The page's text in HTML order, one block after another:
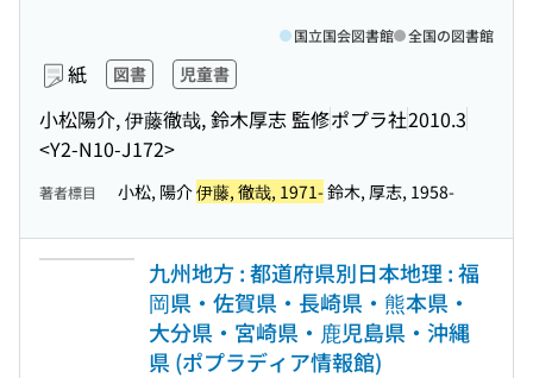
紙 図書 児童書
小松陽介, 伊藤徹哉, 鈴木厚志 監修ポプラ社2010.3
<Y2-N10-J172>
国立国会図書館 全国の図書館
著者標目 小松, 陽介伊藤, 徹哉, 1971-鈴木, 厚志, 1958-
九州地方 : 都道府県別日本地理 : 福
岡県・佐賀県・長崎県・熊本県・
大分県・宮崎県・鹿児島県・沖縄
県 (ポプラディア情報館)